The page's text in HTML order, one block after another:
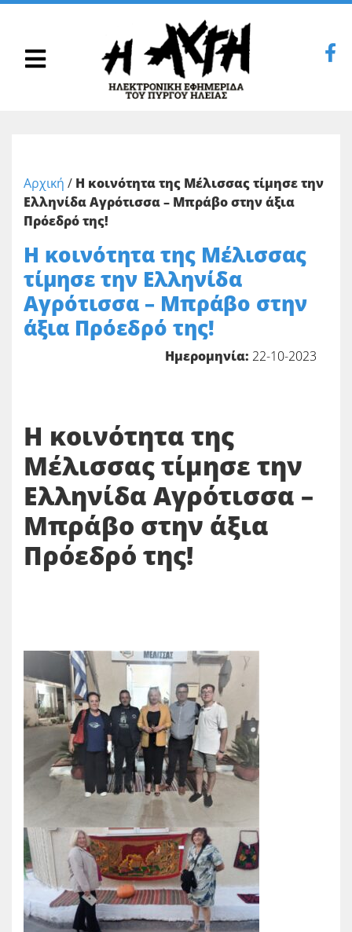
Αρχική / Η κοινότητα της Μέλισσας τίμησε την
Ελληνίδα Αγρότισσα – Μπράβο στην άξια
Πρόεδρό της!
Η κοινότητα της Μέλισσας
τίμησε την Ελληνίδα
Αγρότισσα – Μπράβο στην
άξια Πρόεδρό της!
Ημερομηνία: 22-10-2023
Η κοινότητα της
Μέλισσας τίμησε την
Ελληνίδα Αγρότισσα –
Μπράβο στην άξια
Πρόεδρό της!